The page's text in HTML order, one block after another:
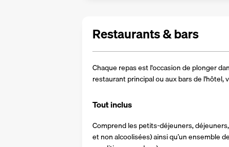
Restaurants & bars
Chaque repas est l'occasion de plonger
restaurant principal ou aux bars de
Tout inclus
Comprend les petits-déjeuners,
et non alcoolisées) ainsi qu’un ensemble